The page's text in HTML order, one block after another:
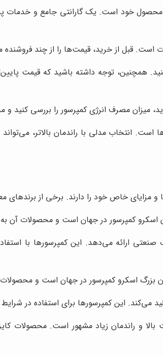
محصول خود است. یک گارانتی جامع و
قبل از خرید، قیمت‌ها را از چند فروشنده
همچنین، توجه داشته باشید که قیمت
میزان مصرف انرژی کمپرسور را بررسی کنید و
انتخاب مدلی با راندمان بالاتر،
مزایای خاص خود را دارند. برخی از برندهای
اسکرو کمپرسور در جهان است و محصولات آن
ارائه می‌دهد. این کمپرسورها با
بزرگ اسکرو کمپرسور در جهان است و
می‌کند. این کمپرسورها برای استفاده
و راندمان زیاد مشهور است. محصولات